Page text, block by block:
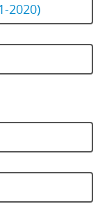
2020)